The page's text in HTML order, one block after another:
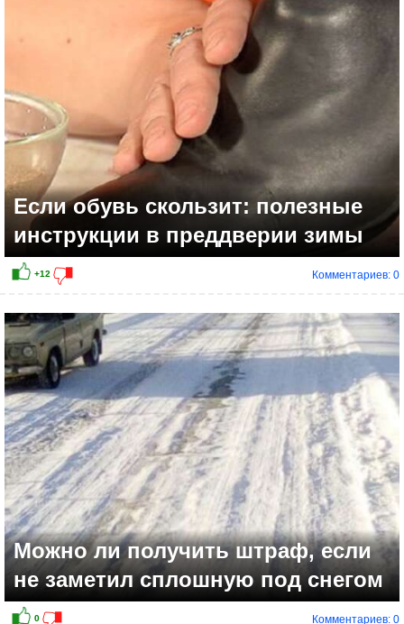
+4
Если обувь скользит: полезные
инструкции в преддверии зимы
Комментариев: 0
Можно ли получить штраф, если
не заметил сплошную под снегом
Комментариев: 0